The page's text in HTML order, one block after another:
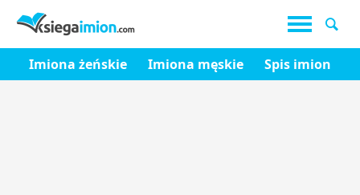
Imiona żeńskie Imiona męskie Spis imion